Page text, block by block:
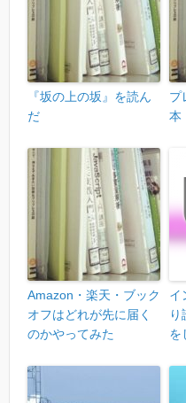
『坂の上の坂』を読ん
だ
プ
本
Amazon・楽天・ブック
オフはどれが先に届く
のかやってみた
イ
を